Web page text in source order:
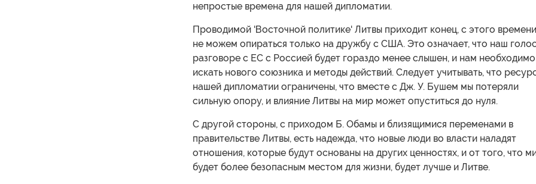
непростые времена для нашей дипломатии.
Проводимой 'Восточной политике' Литвы приходит конец, с этого
не можем опираться только на дружбу с США. Это означает, что наш
разговоре с ЕС с Россией будет гораздо менее слышен, и нам необходимо
искать нового союзника и методы действий. Следует учитывать, что
нашей дипломатии ограничены, что вместе с Дж. У. Бушем мы потеряли
сильную опору, и влияние Литвы на мир может опуститься до нуля.
С другой стороны, с приходом Б. Обамы и близящимися переменами в
правительстве Литвы, есть надежда, что новые люди во власти наладят
отношения, которые будут основаны на других ценностях, и от того, что
будет более безопасным местом для жизни, будет лучше и Литве.